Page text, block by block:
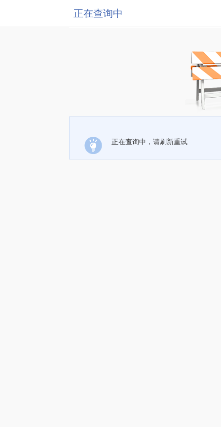
正在查询中
正在查询中，请刷新重试